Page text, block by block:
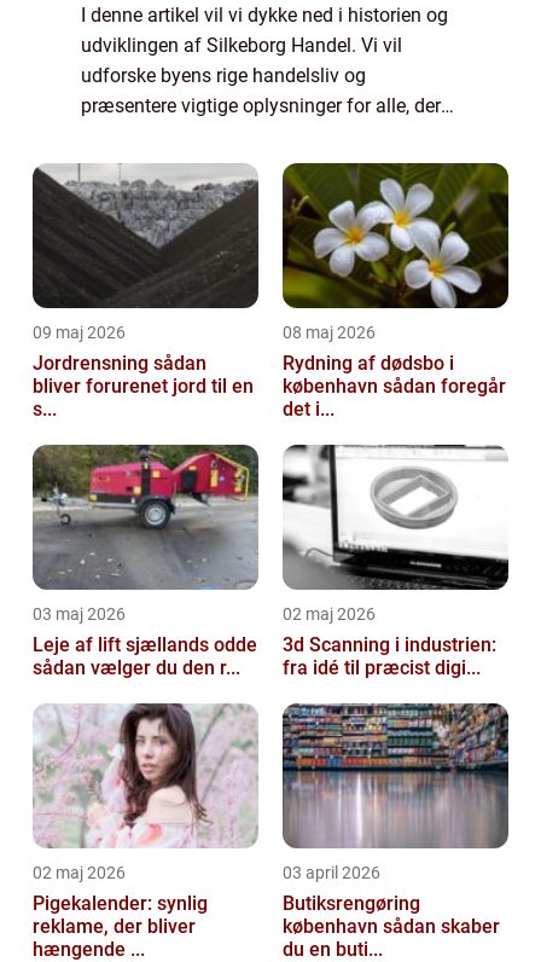
I denne artikel vil vi dykke ned i historien og
udviklingen af Silkeborg Handel. Vi vil
udforske byens rige handelsliv og
præsentere vigtige oplysninger for alle, der
historiske begivenheder til moderne
handelsm...
09 maj 2026
Jordrensning sådan
bliver forurenet jord til en
s...
08 maj 2026
Rydning af dødsbo i
københavn sådan foregår
det i...
03 maj 2026
Leje af lift sjællands odde
sådan vælger du den r...
02 maj 2026
3d Scanning i industrien:
fra idé til præcist digi...
02 maj 2026
Pigekalender: synlig
reklame, der bliver
hængende ...
03 april 2026
Butiksrengøring
københavn sådan skaber
du en buti...